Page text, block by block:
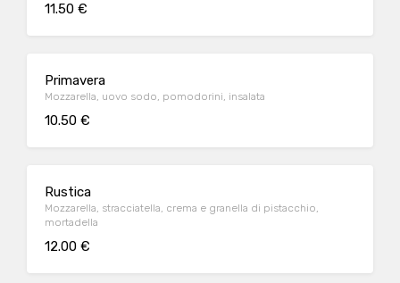
11.50 €
Primavera
Mozzarella, uovo sodo, pomodorini, insalata
10.50 €
Rustica
Mozzarella, stracciatella, crema e granella di pistacchio,
mortadella
12.00 €